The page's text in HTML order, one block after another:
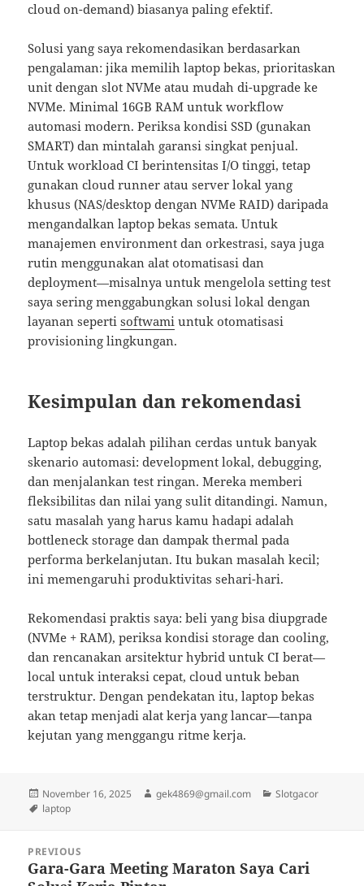
cloud on-demand) biasanya paling efektif.
Solusi yang saya rekomendasikan berdasarkan
pengalaman: jika memilih laptop bekas, prioritaskan
unit dengan slot NVMe atau mudah di-upgrade ke
NVMe. Minimal 16GB RAM untuk workflow
automasi modern. Periksa kondisi SSD (gunakan
SMART) dan mintalah garansi singkat penjual.
Untuk workload CI berintensitas I/O tinggi, tetap
gunakan cloud runner atau server lokal yang
khusus (NAS/desktop dengan NVMe RAID) daripada
mengandalkan laptop bekas semata. Untuk
manajemen environment dan orkestrasi, saya juga
rutin menggunakan alat otomatisasi dan
deployment—misalnya untuk mengelola setting test
saya sering menggabungkan solusi lokal dengan
layanan sepertisoftwami untuk otomatisasi
provisioning lingkungan.
Kesimpulan dan rekomendasi
Laptop bekas adalah pilihan cerdas untuk banyak
skenario automasi: development lokal, debugging,
dan menjalankan test ringan. Mereka memberi
fleksibilitas dan nilai yang sulit ditandingi. Namun,
satu masalah yang harus kamu hadapi adalah
bottleneck storage dan dampak thermal pada
performa berkelanjutan. Itu bukan masalah kecil;
ini memengaruhi produktivitas sehari-hari.
Rekomendasi praktis saya: beli yang bisa diupgrade
(NVMe + RAM), periksa kondisi storage dan cooling,
dan rencanakan arsitektur hybrid untuk CI berat—
local untuk interaksi cepat, cloud untuk beban
terstruktur. Dengan pendekatan itu, laptop bekas
akan tetap menjadi alat kerja yang lancar—tanpa
kejutan yang menggangu ritme kerja.
Posted
on
November 16, 2025 Author
gek4869@gmail.com Categories
Slotgacor
Tags
laptop
navigation
PREVIOUS
Previous
Gara-Gara Meeting Maraton Saya Cari